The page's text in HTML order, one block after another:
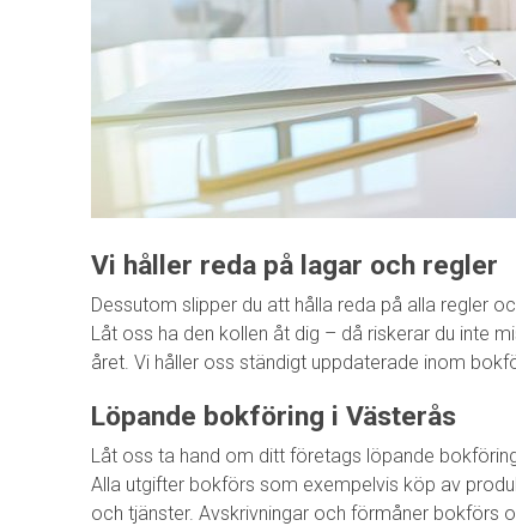
Vi håller reda på lagar och regler
Dessutom slipper du att hålla reda på alla regler
Låt oss ha den kollen åt dig – då riskerar du inte
året. Vi håller oss ständigt uppdaterade inom
Löpande bokföring i Västerås
Låt oss ta hand om ditt företags löpande
Alla utgifter bokförs som exempelvis köp av
och tjänster. Avskrivningar och förmåner bokförs